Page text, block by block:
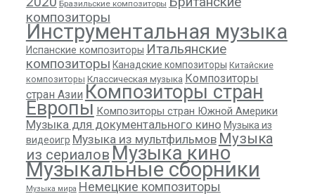
Бразильские композиторы
композиторы
Инструментальная музыка
Испанские композиторы Итальянские
композиторы Канадские композиторы Китайские
композиторы Классическая музыка Композиторы
стран Азии Композиторы стран
Европы Композиторы стран Южной Америки
Музыка для документального кино Музыка из
видеоигр Музыка из мультфильмов Музыка
из сериалов Музыка кино
Музыкальные сборники
Музыка мира Немецкие композиторы